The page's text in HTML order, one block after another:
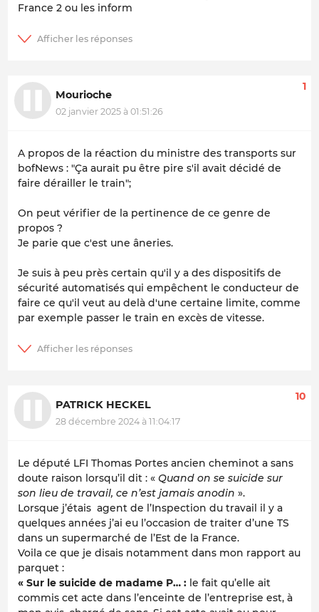
France 2 ou les inform
Mourioche
02 janvier 2025 à 01:51:26
1
A propos de la réaction du ministre des transports sur
bofNews : "Ça aurait pu être pire s'il avait décidé de
faire dérailler le train";
On peut vérifier de la pertinence de ce genre de
propos ?
Je parie que c'est une âneries.
Je suis à peu près certain qu'il y a des dispositifs de
sécurité automatisés qui empêchent le conducteur de
faire ce qu'il veut au delà d'une certaine limite, comme
par exemple passer le train en excès de vitesse.
PATRICK HECKEL
28 décembre 2024 à 11:04:17
10
Le député LFI Thomas Portes ancien cheminot a sans
doute raison lorsqu’il dit : « Quand on se suicide sur
son lieu de travail, ce n’est jamais anodin ».
Lorsque j’étais agent de l’Inspection du travail il y a
quelques années j’ai eu l’occasion de traiter d’une TS
dans un supermarché de l’Est de la France.
Voila ce que je disais notamment dans mon rapport au
parquet :
« Sur le suicide de madame P… : le fait qu’elle ait
commis cet acte dans l’enceinte de l’entreprise est, à